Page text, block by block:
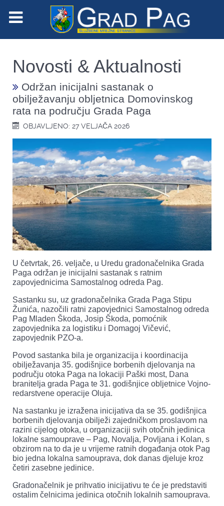
Novosti & Aktualnosti
Održan inicijalni sastanak o
obilježavanju obljetnica Domovinskog
rata na području Grada Paga
OBJAVLJENO: 27 VELJAČA 2026
U četvrtak, 26. veljače, u Uredu gradonačelnika Grada
Paga održan je inicijalni sastanak s ratnim
zapovjednicima Samostalnog odreda Pag.
Sastanku su, uz gradonačelnika Grada Paga Stipu
Žunića, nazočili ratni zapovjednici Samostalnog odreda
Pag Mladen Škoda, Josip Škoda, pomoćnik
zapovjednika za logistiku i Domagoj Vičević,
zapovjednik PZO-a.
Povod sastanka bila je organizacija i koordinacija
obilježavanja 35. godišnjice borbenih djelovanja na
području otoka Paga na lokaciji Paški most, Dana
branitelja grada Paga te 31. godišnjice obljetnice Vojno-
redarstvene operacije Oluja.
Na sastanku je izražena inicijativa da se 35. godišnjica
borbenih djelovanja obilježi zajedničkom proslavom na
razini cijelog otoka, u organizaciji svih otočnih jedinica
lokalne samouprave – Pag, Novalja, Povljana i Kolan, s
obzirom na to da je u vrijeme ratnih događanja otok Pag
bio jedna lokalna samouprava, dok danas djeluje kroz
četiri zasebne jedinice.
Gradonačelnik je prihvatio inicijativu te će je predstaviti
ostalim čelnicima jedinica otočnih lokalnih samouprava.